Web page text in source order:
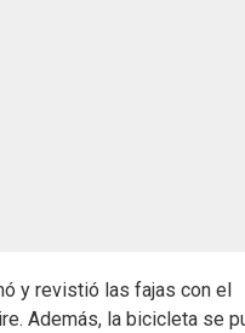
y revistió las fajas con el
Además, la bicicleta se